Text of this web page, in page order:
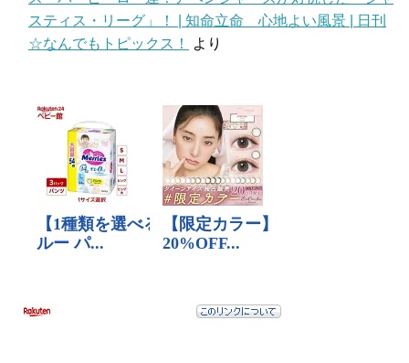
スティス・リーグ」！ | 知命立命 心地よい風景 | 日刊
☆なんでもトピックス！
より